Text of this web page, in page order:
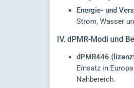
Energie- und
Strom, Wasser
IV. dPMR-Modi und
dPMR446
Einsatz in
Nahbereich.